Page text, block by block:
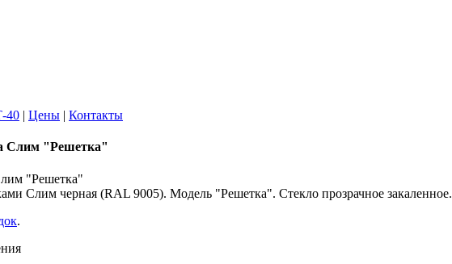
40 | Цены | Контакты
Слим "Решетка"
Слим черная (RAL 9005). Модель "Решетка". Стекло прозрачное закаленное.
.